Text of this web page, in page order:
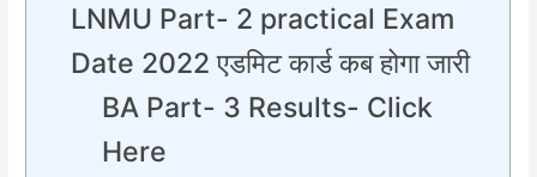
LNMU Part- 2 practical Exam
Date 2022 एडमिट कार्ड कब होगा जारी
BA Part- 3 Results- Click
Here